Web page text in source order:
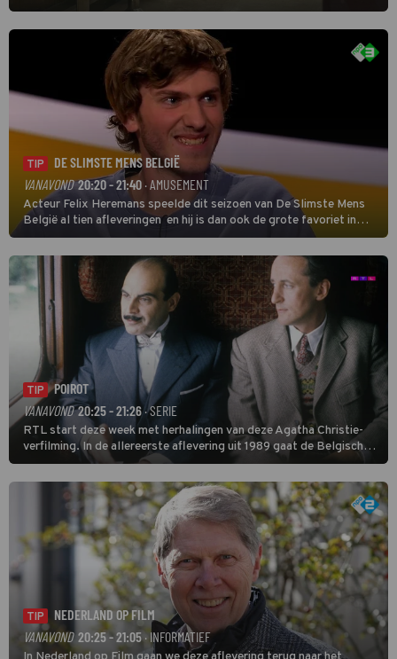
TIP
DE SLIMSTE MENS BELGIË
VANAVOND 20:20 - 21:40· AMUSEMENT
Acteur Felix Heremans speelde dit seizoen van De Slimste Mens
België al tien afleveringen en hij is dan ook de grote favoriet in
deze seizoensfinale. En er is Nederlandse inbreng, want komiek
Soundos El Ahmadi neemt plaats aan de jurytafel.
TIP
POIROT
VANAVOND 20:25 - 21:26 · SERIE
RTL start deze week met herhalingen van deze Agatha Christie-
verfilming. In de allereerste aflevering uit 1989 gaat de Belgische
speurder op zoek naar een vermiste kok. Poirot raakt al snel
verwikkeld in een moordzaak. (HH)
TIP
NEDERLAND OP FILM
VANAVOND 20:25 - 21:05· INFORMATIEF